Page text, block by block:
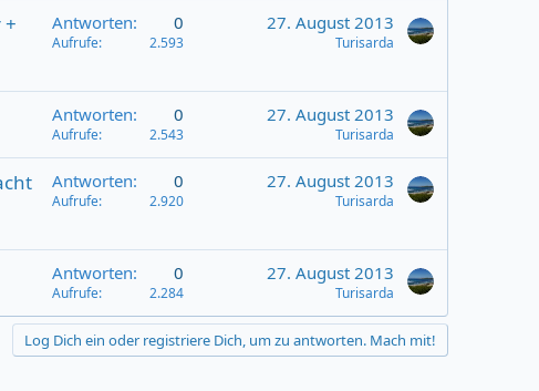
Antworten 0
Aufrufe 2.593
27. August 2013
Turisarda
Antworten 0
Aufrufe 2.543
27. August 2013
Turisarda
Antworten 0
Aufrufe 2.920
27. August 2013
Turisarda
Antworten 0
Aufrufe 2.284
27. August 2013
Turisarda
Log Dich ein oder registriere Dich, um zu antworten. Mach mit!